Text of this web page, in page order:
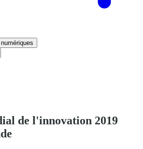
de l'innovation 2019